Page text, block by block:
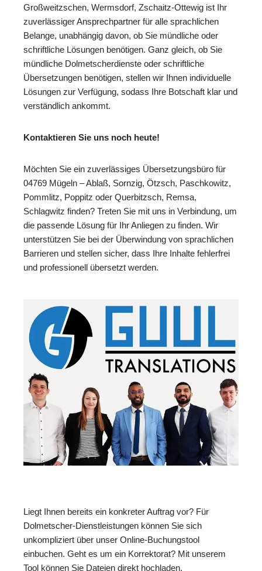
Großweitzschen, Wermsdorf, Zschaitz-Ottewig ist Ihr
zuverlässiger Ansprechpartner für alle sprachlichen
Belange, unabhängig davon, ob Sie mündliche oder
schriftliche Lösungen benötigen. Ganz gleich, ob Sie
mündliche Dolmetscherdienste oder schriftliche
Übersetzungen benötigen, stellen wir Ihnen individuelle
Lösungen zur Verfügung, sodass Ihre Botschaft klar und
verständlich ankommt.
Kontaktieren Sie uns noch heute!
Möchten Sie ein zuverlässiges Übersetzungsbüro für
04769 Mügeln – Ablaß, Sornzig, Ötzsch, Paschkowitz,
Pommlitz, Poppitz oder Querbitzsch, Remsa,
Schlagwitz finden? Treten Sie mit uns in Verbindung, um
die passende Lösung für Ihr Anliegen zu finden. Wir
unterstützen Sie bei der Überwindung von sprachlichen
Barrieren und stellen sicher, dass Ihre Inhalte fehlerfrei
und professionell übersetzt werden.
Liegt Ihnen bereits ein konkreter Auftrag vor? Für
Dolmetscher-Dienstleistungen können Sie sich
unkompliziert über unser Online-Buchungstool
einbuchen. Geht es um ein Korrektorat? Mit unserem
Tool können Sie Dateien direkt hochladen.